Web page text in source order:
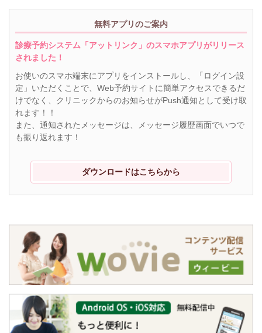
無料アプリのご案内
診療予約システム「アットリンク」のスマホアプリがリリース
されました！
お使いのスマホ端末にアプリをインストールし、「ログイン設
定」いただくことで、Web予約サイトに簡単アクセスできるだ
けでなく、クリニックからのお知らせがPush通知として受け取
れます！！
また、通知されたメッセージは、メッセージ履歴画面でいつで
も振り返れます！
ダウンロードはこちらから